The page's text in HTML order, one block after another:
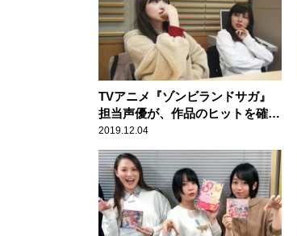
TVアニメ『ゾンビランドサガ』
担当声優が、作品のヒットを確信
したタイミング
2019.12.04